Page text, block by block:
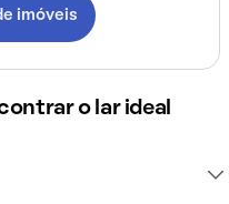
imóveis
o lar ideal